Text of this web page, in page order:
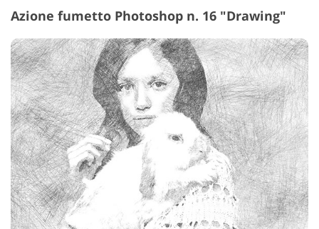
Azione fumetto Photoshop n. 16 "Drawing"